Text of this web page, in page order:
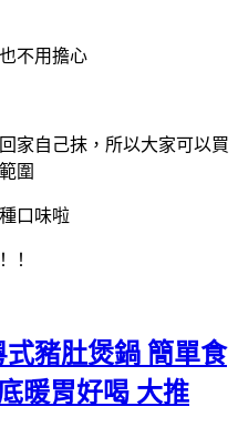
不用擔心
家自己抹，所以大家可以買
圍
口味啦
！
豬肚煲鍋 簡單食
暖胃好喝 大推